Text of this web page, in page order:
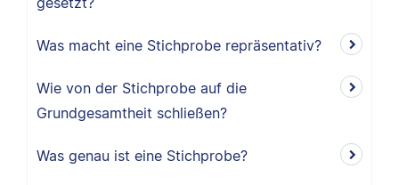
Was macht eine Stichprobe repräsentativ?
Wie von der Stichprobe auf die
Grundgesamtheit schließen?
Was genau ist eine Stichprobe?